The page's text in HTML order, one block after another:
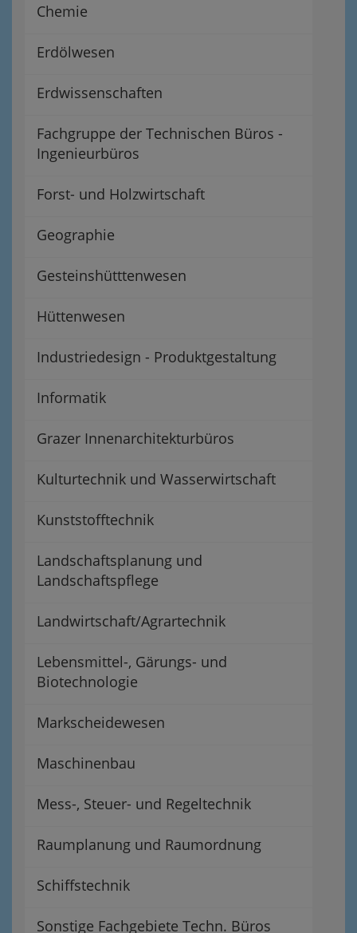
Chemie
Erdölwesen
Erdwissenschaften
Fachgruppe der Technischen Büros -
Ingenieurbüros
Forst- und Holzwirtschaft
Geographie
Gesteinshütttenwesen
Hüttenwesen
Industriedesign - Produktgestaltung
Informatik
Grazer Innenarchitekturbüros
Kulturtechnik und Wasserwirtschaft
Kunststofftechnik
Landschaftsplanung und
Landschaftspflege
Landwirtschaft/Agrartechnik
Lebensmittel-, Gärungs- und
Biotechnologie
Markscheidewesen
Maschinenbau
Mess-, Steuer- und Regeltechnik
Raumplanung und Raumordnung
Schiffstechnik
Sonstige Fachgebiete Techn. Büros